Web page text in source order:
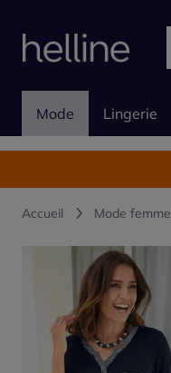
Mode Lingerie
Accueil Mode femme